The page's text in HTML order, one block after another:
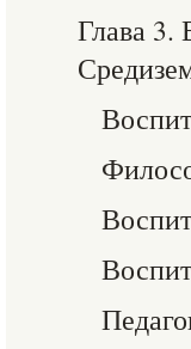
Глава 3.